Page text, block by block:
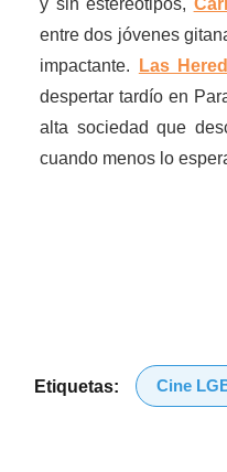
y sin estereotipos,
entre dos jóvenes
impactante.
Las
despertar tardío en
alta sociedad que
cuando menos lo
Etiquetas: Cine